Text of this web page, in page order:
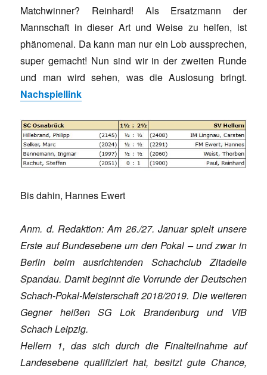
Matchwinner? Reinhard! Als Ersatzmann der
Mannschaft in dieser Art und Weise zu helfen, ist
phänomenal. Da kann man nur ein Lob aussprechen,
super gemacht! Nun sind wir in der zweiten Runde
und man wird sehen, was die Auslosung bringt.
Nachspiellink
Bis dahin, Hannes Ewert
Anm. d. Redaktion: Am 26./27. Januar spielt unsere
Erste auf Bundesebene um den Pokal – und zwar in
Berlin beim ausrichtenden Schachclub Zitadelle
Spandau. Damit beginnt die Vorrunde der Deutschen
Schach-Pokal-Meisterschaft 2018/2019. Die weiteren
Gegner heißen SG Lok Brandenburg und VfB
Schach Leipzig.
Hellern 1, das sich durch die Finalteilnahme auf
Landesebene qualifiziert hat, besitzt gute Chance,